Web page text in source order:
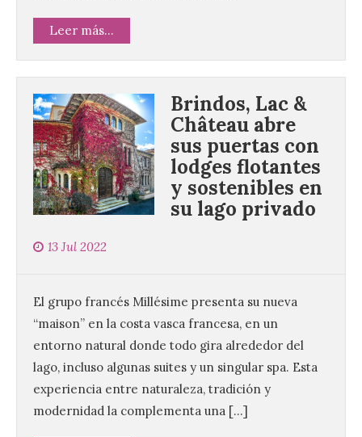
Leer más...
Brindos, Lac &
Château abre
sus puertas con
lodges flotantes
y sostenibles en
su lago privado
13 Jul 2022
El grupo francés Millésime presenta su nueva
“maison” en la costa vasca francesa, en un
entorno natural donde todo gira alrededor del
lago, incluso algunas suites y un singular spa. Esta
experiencia entre naturaleza, tradición y
modernidad la complementa una […]